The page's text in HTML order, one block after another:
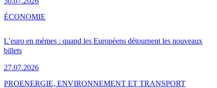
L’euro en mèmes : quand les Européens détournent les nouveaux
billets
27.07.2026
ÉCONOMIE
PROENERGIE, ENVIRONNEMENT ET TRANSPORT